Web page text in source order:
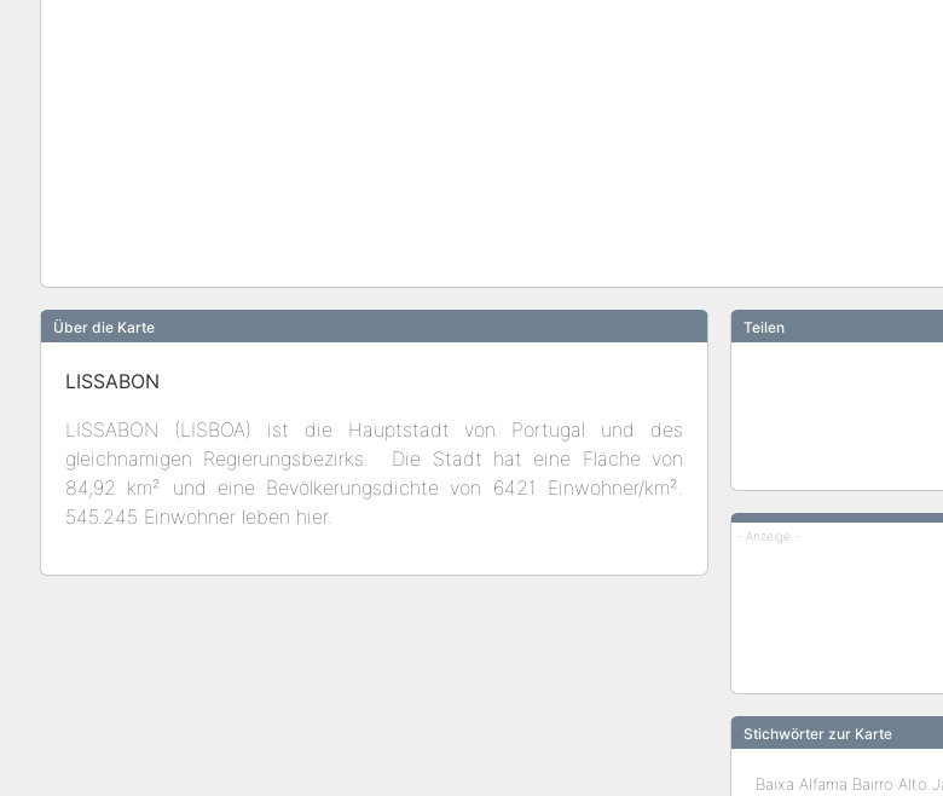
Über die Karte
LISSABON
LISSABON (LISBOA) ist die Hauptstadt von Portugal und des
gleichnamigen Regierungsbezirks. Die Stadt hat eine Fläche von
84,92 km² und eine Bevölkerungsdichte von 6421 Einwohner/km².
545.245 Einwohner leben hier.
Teilen
- Anzeige -
Stichwörter zur Karte
Baixa Alfama Bairro Alto